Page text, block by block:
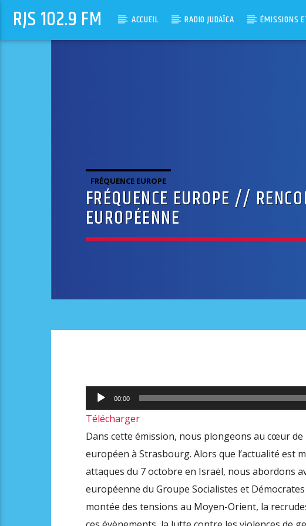
RJS 102.9 FM ACCUEIL RADIO JUDAÏCA ÉMISSIONS
FRÉQUENCE EUROPE
FRÉQUENCE EUROPE //
EUROPÉENNE
Lecteur
audio
00:00
Télécharger
Dans cette émission, nous plongeons au cœur
européen à Strasbourg. Alors que l’actualité est
attaques du 7 octobre en Israël, nous abordons
européenne du Groupe Socialistes et
montée des tensions au Moyen-Orient, la